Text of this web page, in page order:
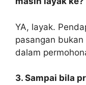
YA, layak.
pasangan
dalam
3. Sampai bila